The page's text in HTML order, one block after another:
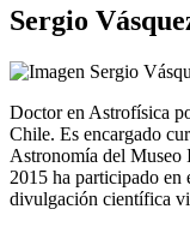
Sergio
Doctor en Astrofísica
Chile. Es encargado
Astronomía del
2015 ha participado en
divulgación científica